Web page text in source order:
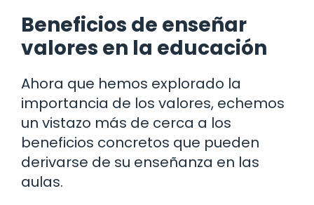
Beneficios de enseñar
valores en la educación
Ahora que hemos explorado la
importancia de los valores, echemos
un vistazo más de cerca a los
beneficios concretos que pueden
derivarse de su enseñanza en las
aulas.